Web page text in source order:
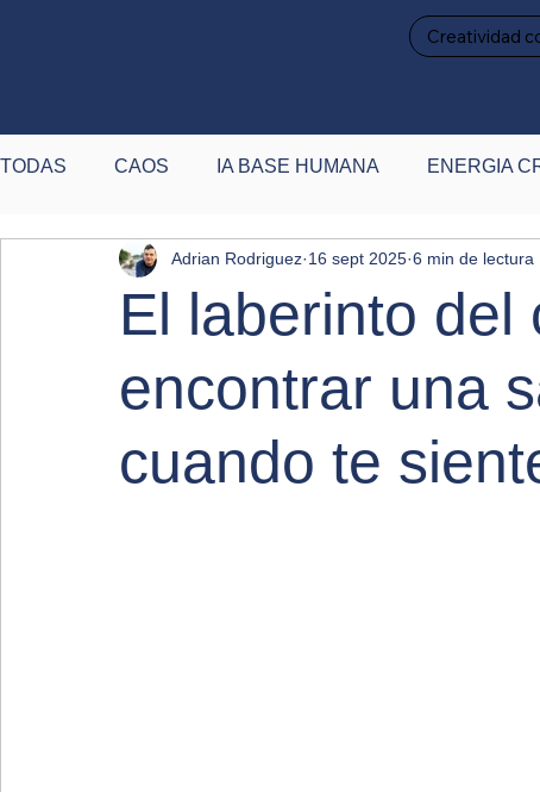
Creatividad
TODAS CAOS IA BASE HUMANA ENERGIA
PAUSA Y RECALIBRACIÓN DESTACADAS
El laberinto del
encontrar una
cuando te
Adrian Rodriguez 16 sept 2025 6 min de lectura